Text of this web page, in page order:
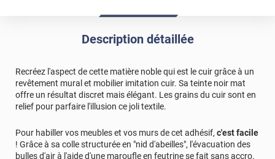
Description détaillée
Recréez l'aspect de cette matière noble qui est le cuir grâce à un
revêtement mural et mobilier imitation cuir. Sa teinte noir mat
offre un résultat discret mais élégant. Les grains du cuir sont en
relief pour parfaire l'illusion ce joli textile.
Pour habiller vos meubles et vos murs de cet adhésif, c'est facile
! Grâce à sa colle structurée en "nid d'abeilles", l'évacuation des
bulles d'air à l'aide d'une maroufle en feutrine se fait sans accro.